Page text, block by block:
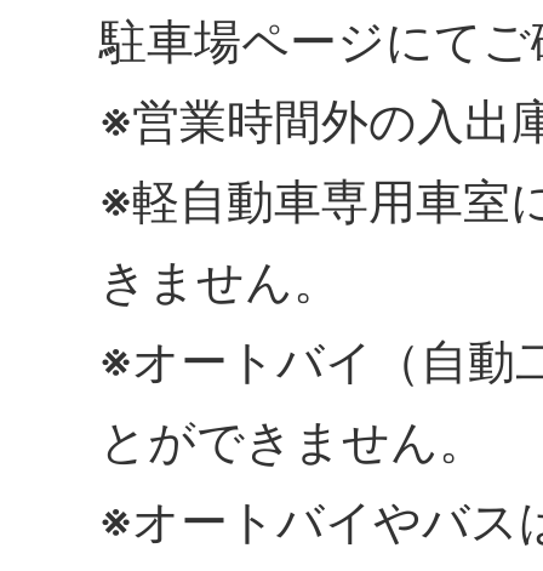
駐車場ページにて
※営業時間外の入出
※軽自動車専用車室
きません。
※オートバイ（自動
とができません。
※オートバイやバス